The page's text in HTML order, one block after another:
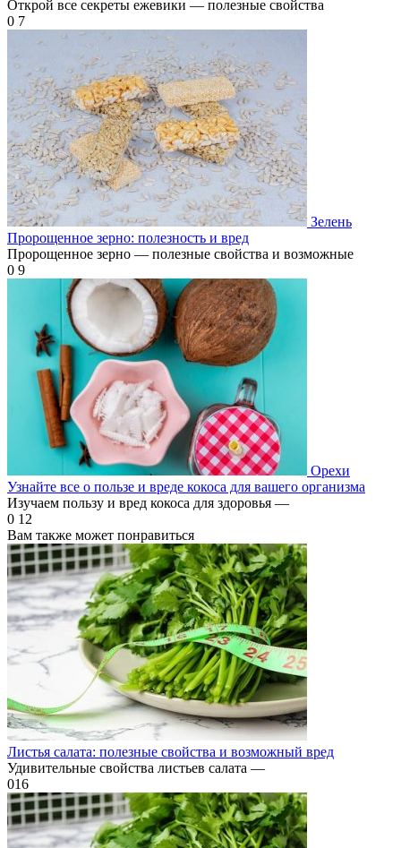
Открой все секреты ежевики — полезные свойства
0 7
Зелень
Пророщенное зерно: полезность и вред
Пророщенное зерно — полезные свойства и возможные
0 9
Орехи
Узнайте все о пользе и вреде кокоса для вашего организма
Изучаем пользу и вред кокоса для здоровья —
0 12
Вам также может понравиться
Листья салата: полезные свойства и возможный вред
Удивительные свойства листьев салата —
016